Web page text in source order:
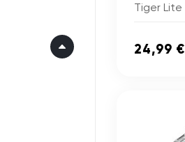
Tiger Lite
24,99 €